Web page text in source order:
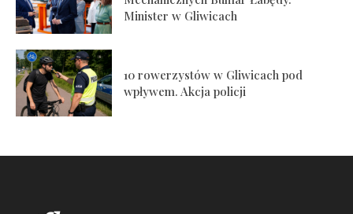
Minister w Gliwicach
10 rowerzystów w Gliwicach pod
wpływem. Akcja policji